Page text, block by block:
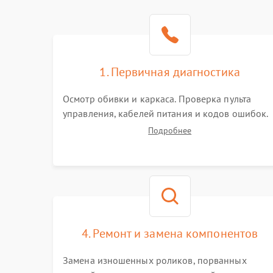
1. Первичная диагностика
Осмотр обивки и каркаса. Проверка пульта
управления, кабелей питания и кодов ошибок.
Тестирование работы роликового механизма,
Подробнее
4. Ремонт и замена компонентов
Замена изношенных роликов, порванных